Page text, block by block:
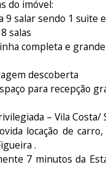
do imóvel:
9 salar sendo 1 suite
salas
completa e grande
descoberta
para recepção
– Vila Costa/
locação de
.
7 minutos da